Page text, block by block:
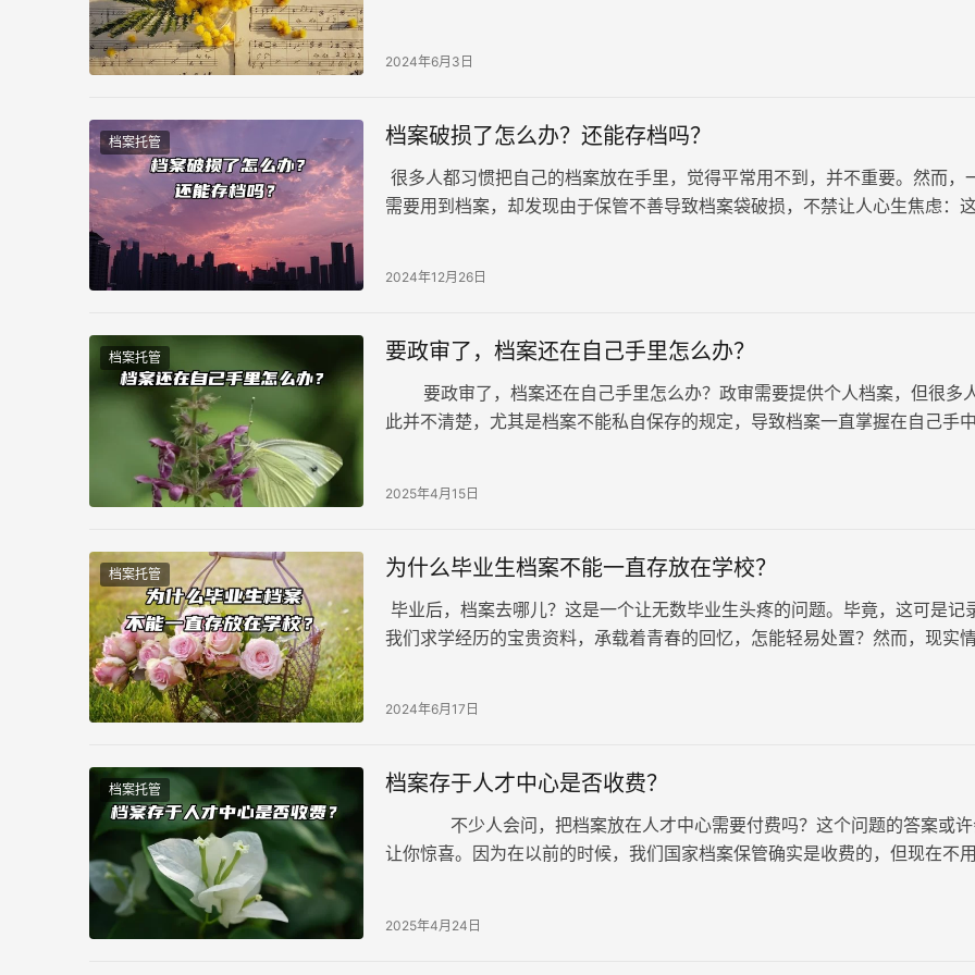
2024年6月3日
档案托管 档案破损了怎么办？还能存档吗？
很多人都习惯把自己的档案放在手里，觉得平常用不到，并不重要。然而，
需要用到档案，却发现由于保管不善导致档案袋破损，不禁让人心生焦虑：
2024年12月26日
档案托管 要政审了，档案还在自己手里怎么办？
要政审了，档案还在自己手里怎么办？政审需要提供个人档案，但很多
此并不清楚，尤其是档案不能私自保存的规定，导致档案一直掌握在自己手
2025年4月15日
档案托管 为什么毕业生档案不能一直存放在学校？
毕业后，档案去哪儿？这是一个让无数毕业生头疼的问题。毕竟，这可是记
我们求学经历的宝贵资料，承载着青春的回忆，怎能轻易处置？然而，现实
2024年6月17日
档案托管 档案存于人才中心是否收费？
不少人会问，把档案放在人才中心需要付费吗？这个问题的答案或许
让你惊喜。因为在以前的时候，我们国家档案保管确实是收费的，但现在不
2025年4月24日